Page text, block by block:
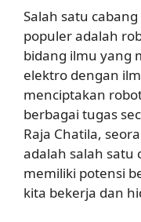
Salah satu
populer adalah
bidang ilmu yang
elektro dengan
menciptakan
berbagai tugas
Raja Chatila,
adalah salah satu
memiliki potensi
kita bekerja dan